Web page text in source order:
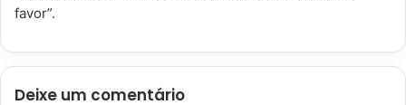
favor”.
Deixe um comentário